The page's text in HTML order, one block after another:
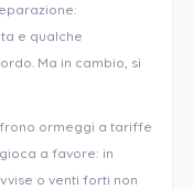
e qualche
Ma in cambio, si
ormeggi a tariffe
a favore: in
o venti forti non